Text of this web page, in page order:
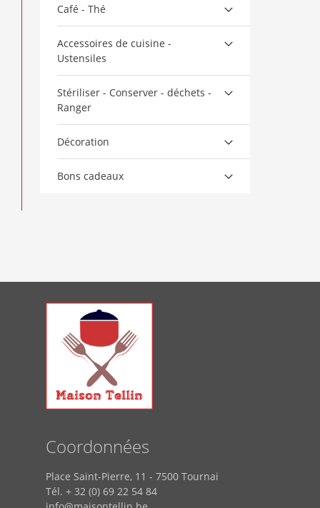
Café - Thé
Accessoires de cuisine -
Ustensiles
Stériliser - Conserver - déchets -
Ranger
Décoration
Bons cadeaux
Coordonnées
Place Saint-Pierre, 11 - 7500 Tournai
Tél. + 32 (0) 69 22 54 84